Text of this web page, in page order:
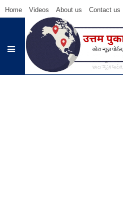
Home Videos About us Contact us